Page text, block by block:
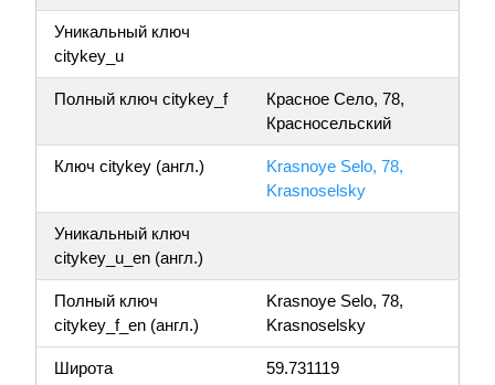
Уникальный ключ
citykey_u
Полный ключ citykey_f
Красное Село, 78,
Красносельский
Ключ citykey (англ.)
Krasnoye Selo, 78,
Krasnoselsky
Уникальный ключ
citykey_u_en (англ.)
Полный ключ
citykey_f_en (англ.)
Krasnoye Selo, 78,
Krasnoselsky
Широта 59.731119